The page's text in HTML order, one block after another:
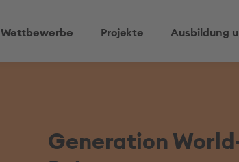
Wettbewerbe Projekte Ausbildung
Generation